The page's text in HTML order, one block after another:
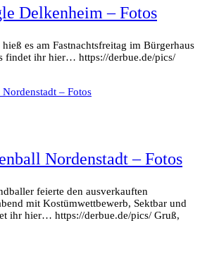
Delkenheim – Fotos
es am Fastnachtsfreitag im Bürgerhaus
findet ihr hier… https://derbue.de/pics/
Nordenstadt – Fotos
feierte den ausverkauften
mit Kostümwettbewerb, Sektbar und
ihr hier… https://derbue.de/pics/ Gruß,